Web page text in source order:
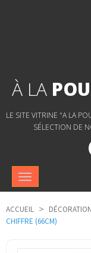
À LA
LE SITE VITRINE "A LA
SÉLECTION DE
Navigation
bascule
ACCUEIL > DÉCORATION
CHIFFRE (66CM)